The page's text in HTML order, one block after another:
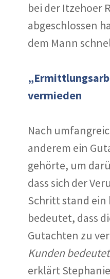
bei der Itzehoer
abgeschlossen
dem Mann
vermieden
Nach
anderem ein
gehörte, um
dass sich der
Schritt stand ein
bedeutet, dass
Gutachten zu
Kunden
erklärt